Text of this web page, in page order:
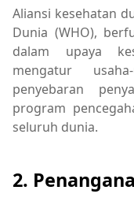
Aliansi kesehatan
Dunia (WHO),
dalam upaya
mengatur
penyebaran
program
seluruh dunia.
2.